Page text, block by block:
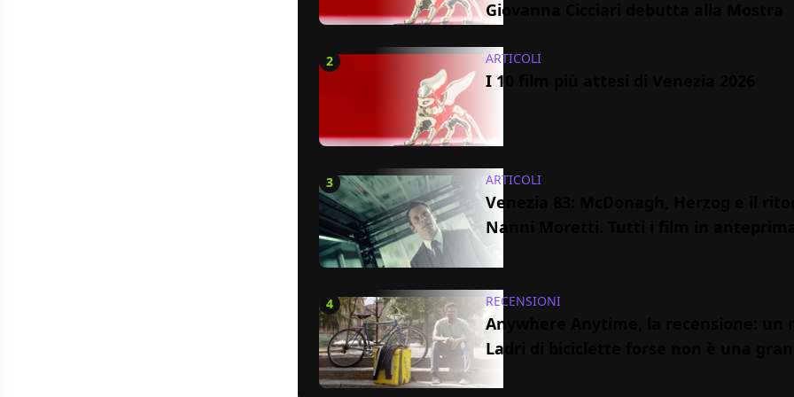
Giovanna Cicciari debutta alla Mostra
2 ARTICOLI
I 10 film più attesi di Venezia 2026
3 ARTICOLI
Venezia 83: McDonagh, Herzog e il
Nanni Moretti. Tutti i film in anteprima
4 RECENSIONI
Anywhere Anytime, la recensione: un
Ladri di biciclette forse non è una